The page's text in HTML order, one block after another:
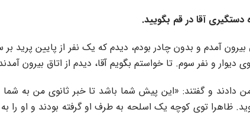
آقا در قم بگویید.
آمدم و بدون چادر بودم، دیدم که یک نفر از پایین پرید
و نفر سوم. تا خواستم بگویم آقا، دیدم از اتاق بیرون
و گفتند: «این پیش شما باشد تا خبر ثانوی من به
بود به دنبال آنها دوید. ظاهرا توی کوچه یک اسلحه به طرف او گرفته